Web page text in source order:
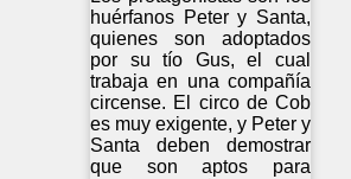
huérfanos Peter y Santa,
quienes son adoptados
por su tío Gus, el cual
trabaja en una compañía
circense. El circo de Cob
es muy exigente, y Peter y
Santa deben demostrar
que son aptos para